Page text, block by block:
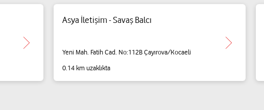
Asya İletişim - Savaş Balcı
Yeni Mah. Fatih Cad. No:112B Çayırova/Kocaeli
0.14 km uzaklıkta